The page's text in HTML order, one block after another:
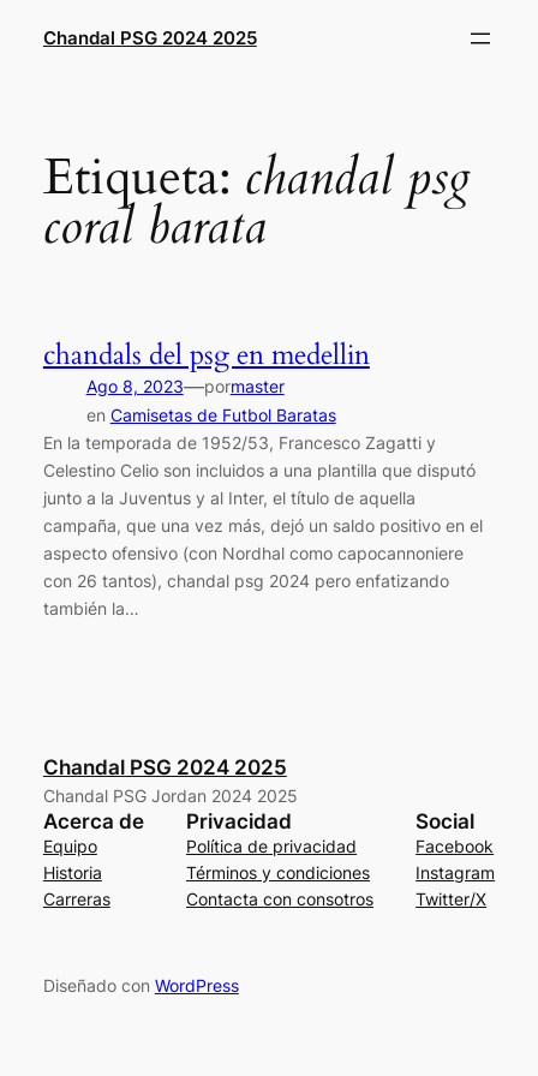
Chandal PSG 2024 2025
Etiqueta: chandal psg
coral barata
chandals del psg en medellin
Ago 8, 2023—pormaster
en Camisetas de Futbol Baratas
En la temporada de 1952/53, Francesco Zagatti y
Celestino Celio son incluidos a una plantilla que disputó
junto a la Juventus y al Inter, el título de aquella
campaña, que una vez más, dejó un saldo positivo en el
aspecto ofensivo (con Nordhal como capocannoniere
con 26 tantos), chandal psg 2024 pero enfatizando
también la…
Chandal PSG 2024 2025
Chandal PSG Jordan 2024 2025
Acerca de
Equipo
Historia
Carreras
Privacidad
Política de privacidad
Términos y condiciones
Contacta con consotros
Social
Facebook
Instagram
Twitter/X
Diseñado con WordPress